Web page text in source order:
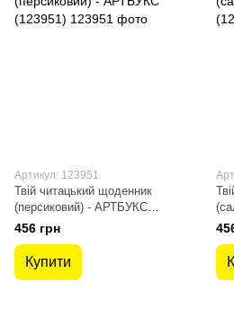
Артикул: 123951
Твій читацький щоденник
(персиковий) - АРТБУКС
(123951)
456 грн
Купити